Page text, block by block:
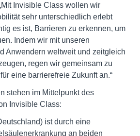
Invisible Class wollen wir
sehr unterschiedlich erlebt
es ist, Barrieren zu erkennen, um
Indem wir mit unseren
Anwendern weltweit und zeitgleich
regen wir gemeinsam zu
eine barrierefreie Zukunft an.“
stehen im Mittelpunkt des
Invisible Class:
ist durch eine
an beiden